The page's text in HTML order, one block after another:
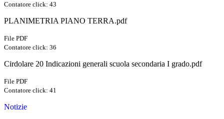
Contatore click: 43
PLANIMETRIA PIANO TERRA.pdf
File PDF
Contatore click: 36
Cirdolare 20 Indicazioni generali scuola secondaria I grado.pdf
File PDF
Contatore click: 41
Notizie